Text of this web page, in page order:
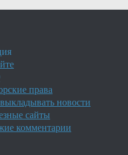
права
новости
сайты
комментарии